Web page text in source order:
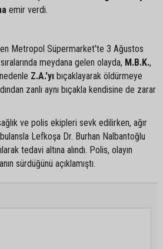
emir verdi.
Metropol Süpermarket'te 3 Ağustos
meydana gelen olayda, M.B.K.,
Z.A.'yı bıçaklayarak öldürmeye
zanlı aynı bıçakla kendisine de zarar
ve polis ekipleri sevk edilirken, ağır
Lefkoşa Dr. Burhan Nalbantoğlu
tedavi altına alındı. Polis, olayın
sürdüğünü açıklamıştı.